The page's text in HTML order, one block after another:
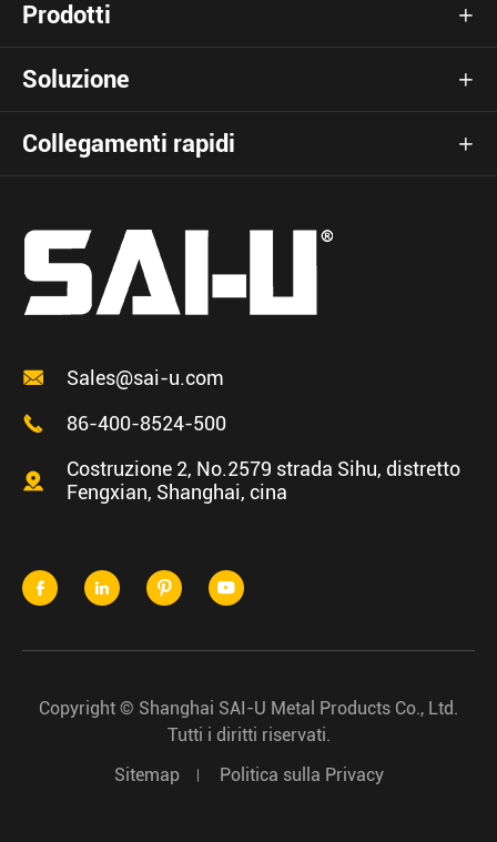
Prodotti 
Soluzione 
Collegamenti rapidi 

Sales@sai-u.com

86-400-8524-500

Costruzione 2, No.2579 strada Sihu, distretto
Fengxian, Shanghai, cina
   
Copyright © Shanghai SAI-U Metal Products Co., Ltd.
Tutti i diritti riservati.
Sitemap
Politica sulla Privacy